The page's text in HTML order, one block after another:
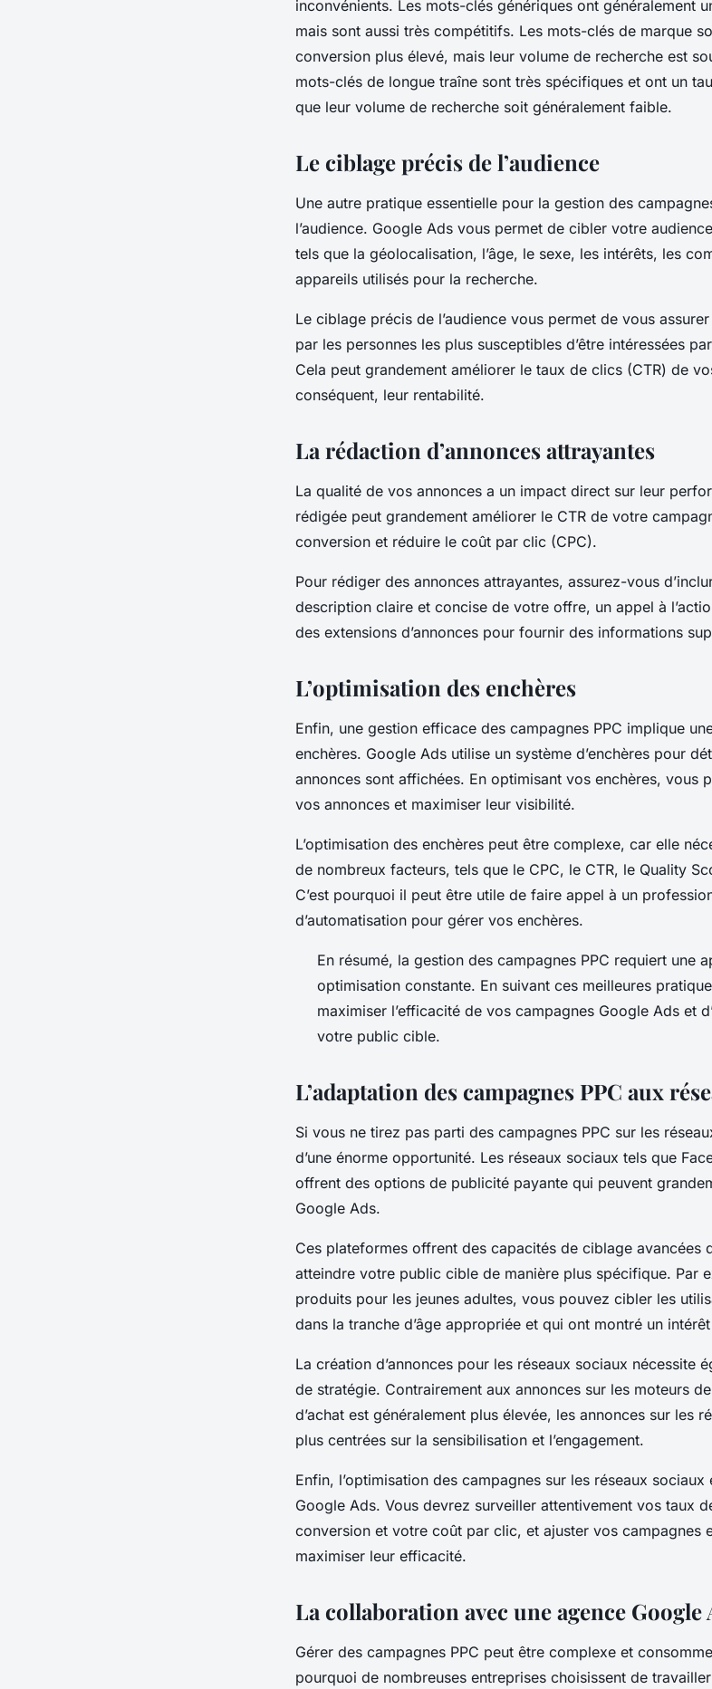
inconvénients. Les mots-clés génériques ont généralement
mais sont aussi très compétitifs. Les mots-clés de marque
conversion plus élevé, mais leur volume de recherche est
mots-clés de longue traîne sont très spécifiques et ont un
que leur volume de recherche soit généralement faible.
Le ciblage précis de l’audience
Une autre pratique essentielle pour la gestion des
l’audience. Google Ads vous permet de cibler votre
tels que la géolocalisation, l’âge, le sexe, les intérêts, les
appareils utilisés pour la recherche.
Le ciblage précis de l’audience vous permet de vous
par les personnes les plus susceptibles d’être intéressées
Cela peut grandement améliorer le taux de clics (CTR) de
conséquent, leur rentabilité.
La rédaction d’annonces attrayantes
La qualité de vos annonces a un impact direct sur leur
rédigée peut grandement améliorer le CTR de votre
conversion et réduire le coût par clic (CPC).
Pour rédiger des annonces attrayantes, assurez-vous
description claire et concise de votre offre, un appel à
des extensions d’annonces pour fournir des informations
L’optimisation des enchères
Enfin, une gestion efficace des campagnes PPC implique
enchères. Google Ads utilise un système d’enchères pour
annonces sont affichées. En optimisant vos enchères, vous
vos annonces et maximiser leur visibilité.
L’optimisation des enchères peut être complexe, car elle
de nombreux facteurs, tels que le CPC, le CTR, le Quality
C’est pourquoi il peut être utile de faire appel à un
d’automatisation pour gérer vos enchères.
En résumé, la gestion des campagnes PPC requiert une
optimisation constante. En suivant ces meilleures
maximiser l’efficacité de vos campagnes Google Ads et
votre public cible.
L’adaptation des campagnes PPC aux
Si vous ne tirez pas parti des campagnes PPC sur les
d’une énorme opportunité. Les réseaux sociaux tels que
offrent des options de publicité payante qui peuvent
Google Ads.
Ces plateformes offrent des capacités de ciblage avancées
atteindre votre public cible de manière plus spécifique. Par
produits pour les jeunes adultes, vous pouvez cibler les
dans la tranche d’âge appropriée et qui ont montré un
La création d’annonces pour les réseaux sociaux nécessite
de stratégie. Contrairement aux annonces sur les moteurs
d’achat est généralement plus élevée, les annonces sur les
plus centrées sur la sensibilisation et l’engagement.
Enfin, l’optimisation des campagnes sur les réseaux
Google Ads. Vous devrez surveiller attentivement vos taux
conversion et votre coût par clic, et ajuster vos campagnes
maximiser leur efficacité.
La collaboration avec une agence Google
Gérer des campagnes PPC peut être complexe et
pourquoi de nombreuses entreprises choisissent de